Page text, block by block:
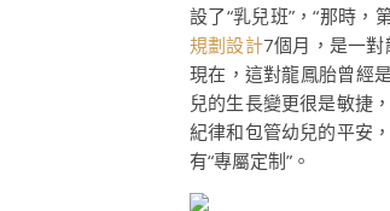
設了“乳兒班”，“那時，
規劃設計7個月，是一對
現在，這對龍鳳胎曾經
兒的生長變更很是敏捷
紀律和包管幼兒的平安
有“專屬定制”。